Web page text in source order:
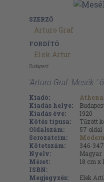
SZERZŐ
Arturo Graf
FORDÍTÓ
Elek Artur
Budapest
'Arturo Graf: Mesék '
Kiadó:
Kiadás helye:
Kiadás éve:
1920
Kötés típusa:
Tűzött
Oldalszám:
57 oldal
Sorozatcím:
Kötetszám:
346-347
Nyelv:
Magyar
Méret:
18 cm x
ISBN:
Megjegyzés:
Elek